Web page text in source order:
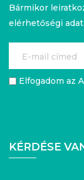
Bármikor
elérhetőségi
Elfogadom az
KÉRDÉSE